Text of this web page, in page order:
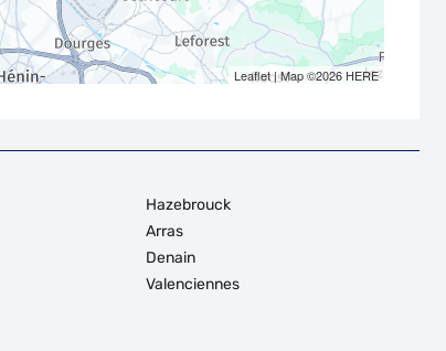
Leaflet| Map ©2026 HERE
Hazebrouck
Arras
Denain
Valenciennes